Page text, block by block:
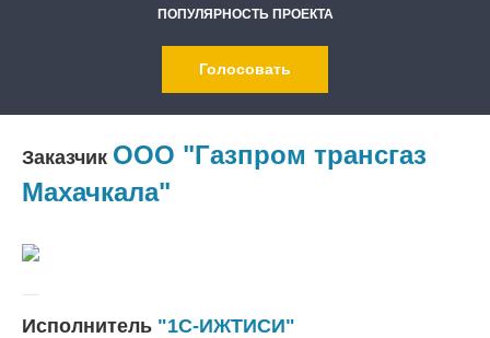
ПОПУЛЯРНОСТЬ ПРОЕКТА
Голосовать
Заказчик ООО "Газпром трансгаз
Махачкала"
Исполнитель "1С-ИЖТИСИ"